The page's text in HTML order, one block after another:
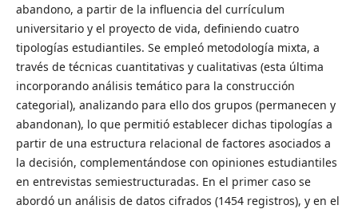
abandono, a partir de la influencia del currículum
universitario y el proyecto de vida, definiendo cuatro
tipologías estudiantiles. Se empleó metodología mixta, a
través de técnicas cuantitativas y cualitativas (esta última
incorporando análisis temático para la construcción
categorial), analizando para ello dos grupos (permanecen y
abandonan), lo que permitió establecer dichas tipologías a
partir de una estructura relacional de factores asociados a
la decisión, complementándose con opiniones estudiantiles
en entrevistas semiestructuradas. En el primer caso se
abordó un análisis de datos cifrados (1454 registros), y en el